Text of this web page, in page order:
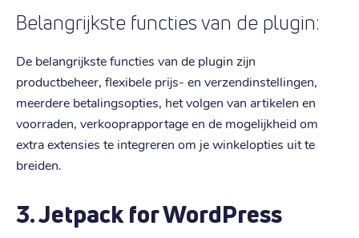
Belangrijkste functies van de plugin:
De belangrijkste functies van de plugin zijn
productbeheer, flexibele prijs- en verzendinstellingen,
meerdere betalingsopties, het volgen van artikelen en
voorraden, verkooprapportage en de mogelijkheid om
extra extensies te integreren om je winkelopties uit te
breiden.
3. Jetpack for WordPress